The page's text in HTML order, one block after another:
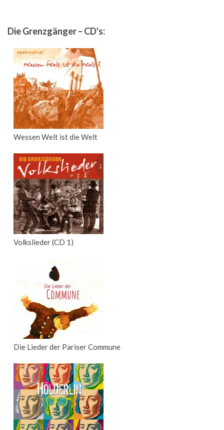
Die Grenzgänger – CD's:
Wessen Welt ist die Welt
Volkslieder (CD 1)
Die Lieder der Pariser Commune